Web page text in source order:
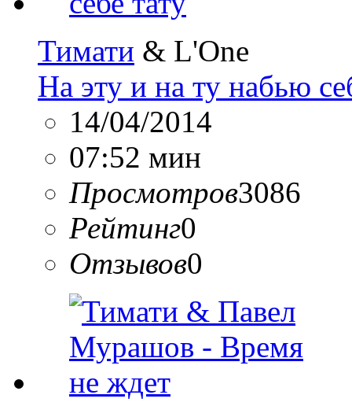
Тимати & L'One
На эту и на ту набью
14/04/2014
07:52 мин
Просмотров3086
Рейтинг0
Отзывов0